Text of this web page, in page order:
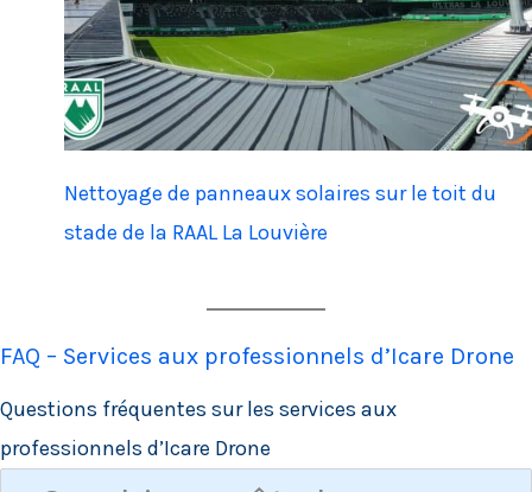
Nettoyage de panneaux solaires sur le toit du
stade de la RAAL La Louvière
FAQ – Services aux professionnels d’Icare Drone
Questions fréquentes sur les services aux
professionnels d’Icare Drone